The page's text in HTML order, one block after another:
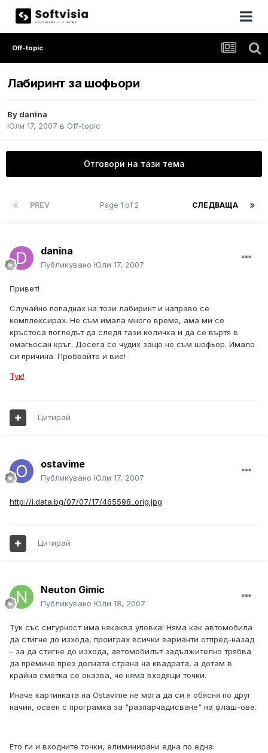
Off-topic
Лабиринт за шофьори
By danina
Юли 17, 2007 в Off-topic
Отговори на тази тема
PREV СЛЕДВАЩА
Page 1 of 2
danina
Публикувано Юли 17, 2007
Привет!
Случайно попаднах на този лабиринт и направо се
комплексирах. Не съм имала много време, ама ми се
кръстоса погледът да следя тази количка и да се въртя в
омагьосан кръг. Досега се чудих защо не съм шофьор. Имало
си причина. Пробвайте и вие!
Тук!
Цитирай
ostavime
Публикувано Юли 17, 2007
http://i.data.bg/07/07/17/465598_orig.jpg
Цитирай
Neuton Gimic
Публикувано Юли 18, 2007
Тук със сигурност има някаква уловка! Няма как автомобила
да стигне до изхода, проиграх всички варианти отпред-назад
- за да стигне до изхода, автомобилът задължително трябва
да премине през долната страна на квадрата, а дотам в
крайна сметка се оказва, че няма входящи точки.
Иначе картинката на Ostavime не мога да си я обясня по друг
начин, освен с програмка за "разпарчадисване" на флаш-ове.
Ето ги и входните точки, елиминирани една по една: